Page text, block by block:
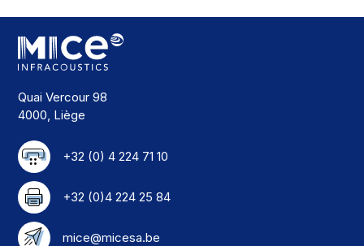
Quai Vercour 98
4000, Liège
+32 (0) 4 224 71 10
+32 (0)4 224 25 84
mice@micesa.be